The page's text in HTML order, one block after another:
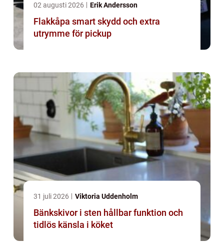
02 augusti 2026 Erik Andersson
Flakkåpa smart skydd och extra
utrymme för pickup
31 juli 2026 Viktoria Uddenholm
Bänkskivor i sten hållbar funktion och
tidlös känsla i köket